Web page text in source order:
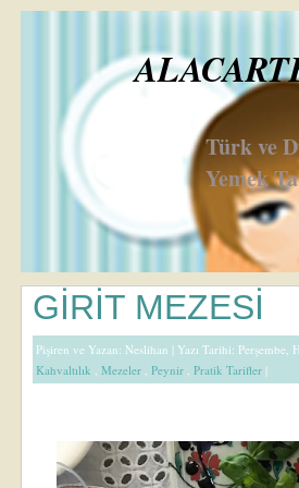
Türk ve
Yemek
GİRİT MEZESİ
Pişiren ve Yazan: Neslihan | Yazı Tarihi: Perşembe,
Kahvaltılık , Mezeler , Peynir , Pratik Tarifler |